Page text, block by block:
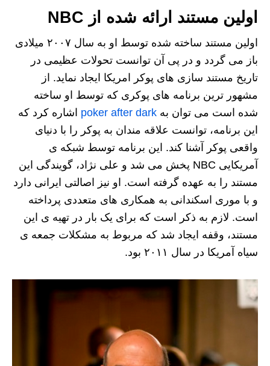
اولین مستند ارائه شده از NBC
اولین مستند ساخته شده توسط او به سال ۲۰۰۷ میلادی
باز می گردد و در پی آن توانست تحولات عظیمی در
تاریخ مستند سازی های پوکر امریکا ایجاد نماید. از
مشهور ترین برنامه های پوکری که توسط او ساخته
شده است می توان به poker after dark اشاره کرد که
این برنامه، توانست علاقه مندان به پوکر را با دنیای
واقعی پوکر آشنا کند. این برنامه توسط شبکه ی
آمریکایی NBC پخش می شد و علی نژاد، گویندگی این
مستند را به عهده گرفته است. او نیز اصالتی ایرانی دارد
و با موری اسکندانی به همکاری های متعددی پرداخته
است. لازم به ذکر است که برای یک بار در تهیه ی این
مستند، وقفه ایجاد شد که مربوط به مشکلات جمعه ی
سیاه آمریکا در سال ۲۰۱۱ بود.